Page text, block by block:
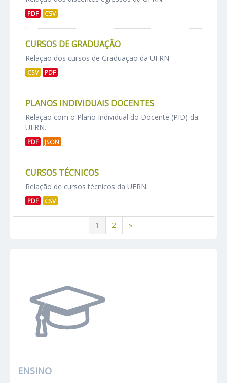
PDF CSV
CURSOS DE GRADUAÇÃO
Relação dos cursos de Graduação da UFRN
CSV PDF
PLANOS INDIVIDUAIS DOCENTES
Relação com o Plano Individual do Docente (PID) da
UFRN.
PDF JSON
CURSOS TÉCNICOS
Relação de cursos técnicos da UFRN.
PDF CSV
1 2 »
ENSINO